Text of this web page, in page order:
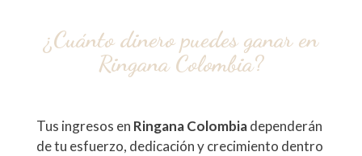
¿Cuánto dinero puedes ganar en
Ringana Colombia?
Tus ingresos en Ringana Colombiadependerán
de tu esfuerzo, dedicación y crecimiento dentro